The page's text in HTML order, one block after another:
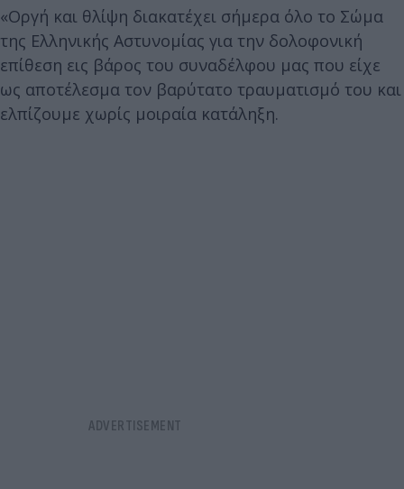
«Οργή και θλίψη διακατέχει σήμερα όλο το Σώμα
της Ελληνικής Αστυνομίας για την δολοφονική
επίθεση εις βάρος του συναδέλφου μας που είχε
ως αποτέλεσμα τον βαρύτατο τραυματισμό του και
ελπίζουμε χωρίς μοιραία κατάληξη.